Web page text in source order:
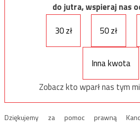
do jutra, wspieraj nas
30 zł
50 zł
Inna kwota
Zobacz kto wparł nas tym
Dziękujemy za pomoc prawną